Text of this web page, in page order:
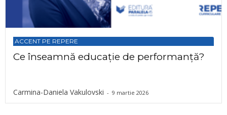
ACCENT PE REPERE
Ce înseamnă educație de performanță?
Carmina-Daniela Vakulovski - 9 martie 2026